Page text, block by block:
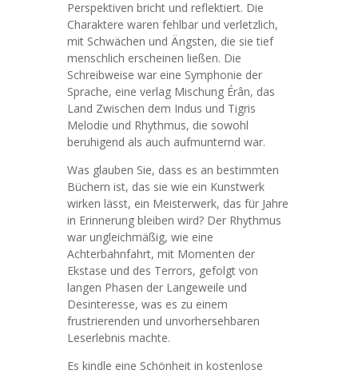
Perspektiven bricht und reflektiert. Die
Charaktere waren fehlbar und verletzlich,
mit Schwächen und Ängsten, die sie tief
menschlich erscheinen ließen. Die
Schreibweise war eine Symphonie der
Sprache, eine verlag Mischung Érân, das
Land Zwischen dem Indus und Tigris
Melodie und Rhythmus, die sowohl
beruhigend als auch aufmunternd war.
Was glauben Sie, dass es an bestimmten
Büchern ist, das sie wie ein Kunstwerk
wirken lässt, ein Meisterwerk, das für Jahre
in Erinnerung bleiben wird? Der Rhythmus
war ungleichmäßig, wie eine
Achterbahnfahrt, mit Momenten der
Ekstase und des Terrors, gefolgt von
langen Phasen der Langeweile und
Desinteresse, was es zu einem
frustrierenden und unvorhersehbaren
Leserlebnis machte.
Es kindle eine Schönheit in kostenlose